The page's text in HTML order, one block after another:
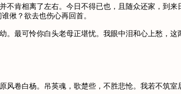
肯相离了左右。今日不得已也，且随众还家，到
偢？欲去也伤心再回首。
最可怜你白头老母正堪忧。我眼中泪和心上愁，这
卷白杨。吊英魂，歌楚些，不胜悲怆。我若不筑室